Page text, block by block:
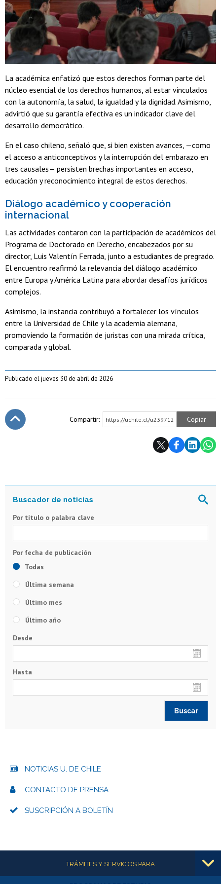
La académica enfatizó que estos derechos forman parte del
núcleo esencial de los derechos humanos, al estar vinculados
con la autonomía, la salud, la igualdad y la dignidad. Asimismo,
advirtió que su garantía efectiva es un indicador clave del
desarrollo democrático.
En el caso chileno, señaló que, si bien existen avances, —como
el acceso a anticonceptivos y la interrupción del embarazo en
tres causales— persisten brechas importantes en acceso,
educación y reconocimiento integral de estos derechos.
Diálogo académico y cooperación
internacional
Las actividades contaron con la participación de académicos del
Programa de Doctorado en Derecho, encabezados por su
director, Luis Valentín Ferrada, junto a estudiantes de pregrado.
El encuentro reafirmó la relevancia del diálogo académico
entre Europa y América Latina para abordar desafíos jurídicos
complejos.
Asimismo, la instancia contribuyó a fortalecer los vínculos
entre la Universidad de Chile y la academia alemana,
promoviendo la formación de juristas con una mirada crítica,
comparada y global.
Publicado el jueves 30 de abril de 2026
Compartir: https://uchile.cl/u239712 Copiar
Por título o palabra clave
Todas
Última semana
Último mes
Último año
Desde
Hasta
NOTICIAS U. DE CHILE
CONTACTO DE PRENSA
SUSCRIPCIÓN A BOLETÍN
Más informaciónTRÁMITES Y SERVICIOS PARA